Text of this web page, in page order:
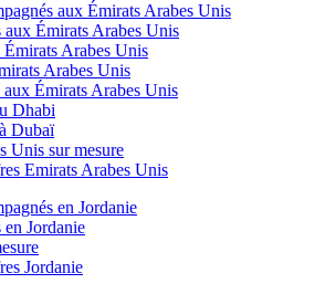
aux Émirats Arabes Unis
Émirats Arabes Unis
Arabes Unis
Arabes Unis
aux Émirats Arabes Unis
Dhabi
Dubaï
Unis sur mesure
Emirats Arabes Unis
en Jordanie
Jordanie
Jordanie